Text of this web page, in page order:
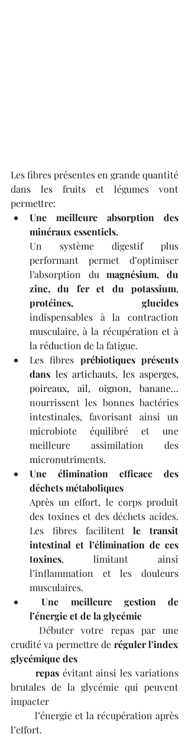
Les fibres présentes en grande quantité
dans les fruits et légumes vont
permettre:
Une meilleure absorption des
minéraux essentiels.
Un système digestif plus
performant permet d’optimiser
l’absorption du magnésium, du
zinc, du fer et du potassium,
protéines, glucides
indispensables à la contraction
musculaire, à la récupération et à
la réduction de la fatigue.
Les fibres prébiotiques présents
dans les artichauts, les asperges,
nourrissent les bonnes bactéries
intestinales, favorisant ainsi un
microbiote équilibré et une
meilleure assimilation des
micronutriments.
Une élimination efficace des
déchets métaboliques
Après un effort, le corps produit
des toxines et des déchets acides.
Les fibres facilitent le transit
intestinal et l’élimination de ces
toxines, limitant ainsi
l’inflammation et les douleurs
musculaires.
Une meilleure gestion de
l’énergie et de la glycémie
	Débuter votre repas par une
crudité va permettre de réguler l’index
glycémique des
	repas
évitant ainsi les variations
brutales de la glycémie qui peuvent
l’effort.